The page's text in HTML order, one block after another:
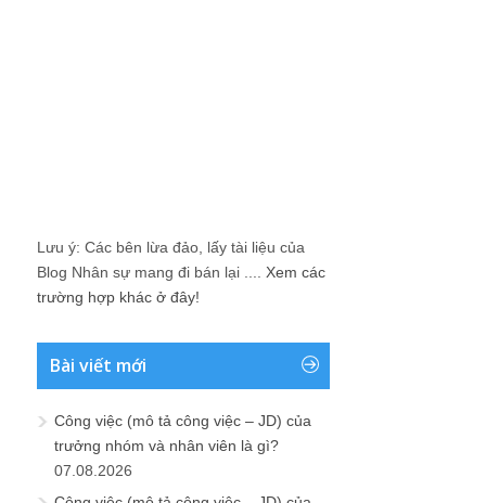
Lưu ý: Các bên lừa đảo, lấy tài liệu của
Blog Nhân sự mang đi bán lại .... Xem các
trường hợp khác ở đây!
Bài viết mới
Công việc (mô tả công việc – JD) của
trưởng nhóm và nhân viên là gì?
07.08.2026